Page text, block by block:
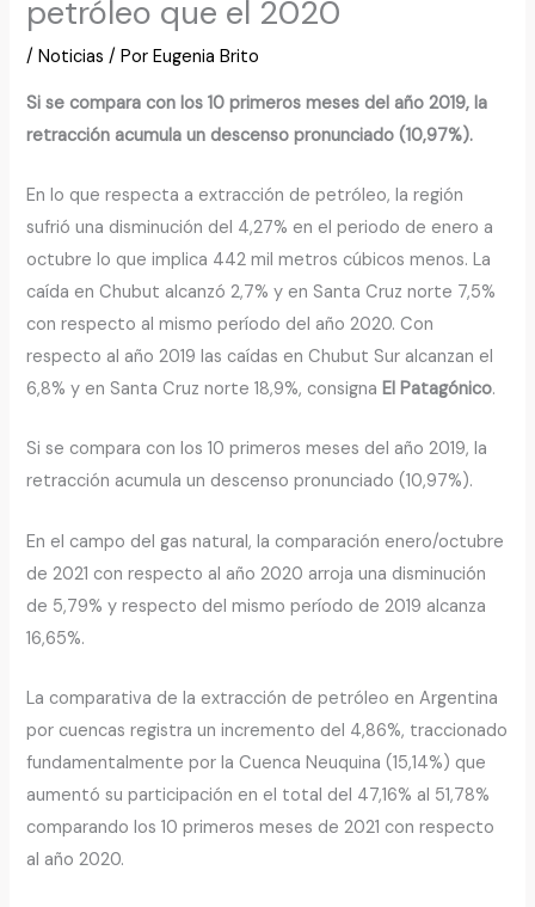
petróleo que el 2020
/Noticias / PorEugenia Brito
Si se compara con los 10 primeros meses del año 2019, la
retracción acumula un descenso pronunciado (10,97%).
En lo que respecta a extracción de petróleo, la región
sufrió una disminución del 4,27% en el periodo de enero a
octubre lo que implica 442 mil metros cúbicos menos. La
caída en Chubut alcanzó 2,7% y en Santa Cruz norte 7,5%
con respecto al mismo período del año 2020. Con
respecto al año 2019 las caídas en Chubut Sur alcanzan el
6,8% y en Santa Cruz norte 18,9%, consignaEl Patagónico.
Si se compara con los 10 primeros meses del año 2019, la
retracción acumula un descenso pronunciado (10,97%).
En el campo del gas natural, la comparación enero/octubre
de 2021 con respecto al año 2020 arroja una disminución
de 5,79% y respecto del mismo período de 2019 alcanza
16,65%.
La comparativa de la extracción de petróleo en Argentina
por cuencas registra un incremento del 4,86%, traccionado
fundamentalmente por la Cuenca Neuquina (15,14%) que
aumentó su participación en el total del 47,16% al 51,78%
comparando los 10 primeros meses de 2021 con respecto
al año 2020.